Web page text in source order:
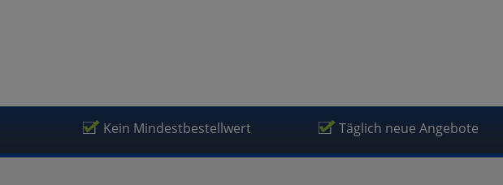
Kein Mindestbestellwert Täglich neue Angebote